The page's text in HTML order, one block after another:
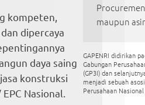
maupun
GAPENRI didirikan
Gabungan
(GP3I) dan
menjadi sebuah
Perusahaan
kompeten,
dipercaya
daya saing
konstruksi
Nasional.